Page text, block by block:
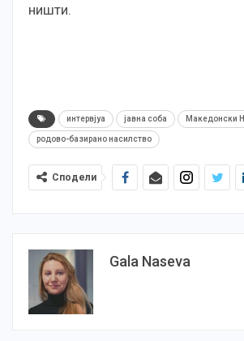
ништи.
интервјуа јавна соба Македонски
родово-базирано насилство
Сподели
Gala Naseva